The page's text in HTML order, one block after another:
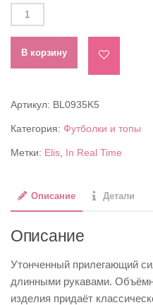
Количество
товара
В корзину
Артикул: BL0935K5
Категория: Футболки и топы
Метки: Elis In Real Time
Описание Детали
Описание
Утонченный прилегающий
длинными рукавами.
изделия придаёт